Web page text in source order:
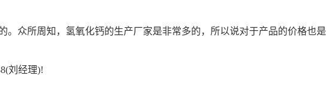
众所周知，氢氧化钙的生产厂家是非常多的，所以说对于产品的价格也是
刘经理)!